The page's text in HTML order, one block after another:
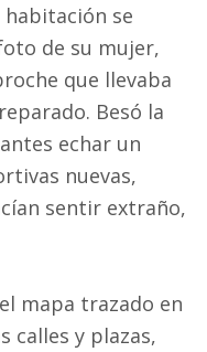
se
de su mujer,
que llevaba
Besó la
echar un
nuevas,
sentir extraño,
mapa trazado en
calles y plazas,